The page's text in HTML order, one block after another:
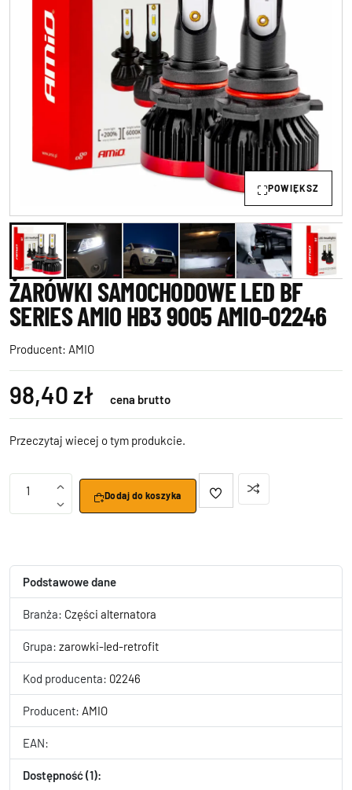
POWIĘKSZ
ŻARÓWKI SAMOCHODOWE LED BF
SERIES AMIO HB3 9005 AMIO-02246
Producent: AMIO
98,40 zł cena brutto
Przeczytaj wiecej o tym produkcie.
1 Dodaj do koszyka
Podstawowe dane
Branża: Części alternatora
Grupa: zarowki-led-retrofit
Kod producenta: 02246
Producent: AMIO
EAN:
Dostępność (1):